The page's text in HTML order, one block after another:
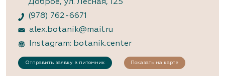
Доброе, ул. Лесная, 125
(978) 762-6671
alex.botanik@mail.ru
Instagram: botanik.center
Отправить заявку в питомник Показать на карте